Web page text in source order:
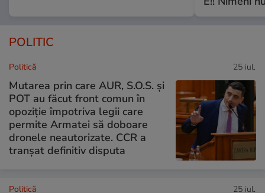
POLITIC
Politică 25 iul.
Mutarea prin care AUR, S.O.S. și
POT au făcut front comun în
opoziție împotriva legii care
permite Armatei să doboare
dronele neautorizate. CCR a
tranșat definitiv disputa
Politică 25 iul.